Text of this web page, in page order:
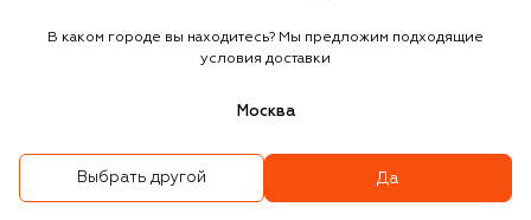
В каком городе вы находитесь? Мы предложим подходящие
условия доставки
Москва
Выбрать другой Да